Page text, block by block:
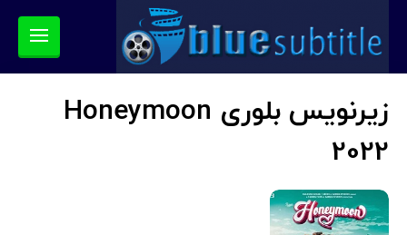
زیرنویس بلوری Honeymoon
2022